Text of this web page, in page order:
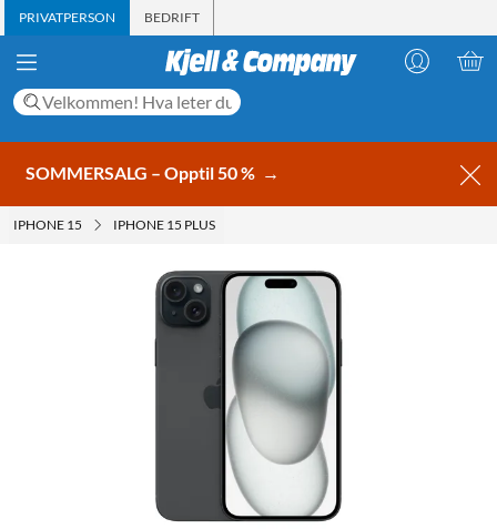
PRIVATPERSON BEDRIFT
SOMMERSALG – Opptil 50 % →
IPHONE 15 IPHONE 15 PLUS